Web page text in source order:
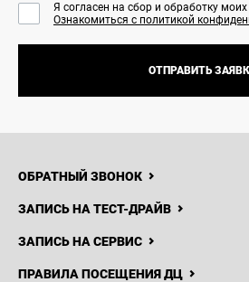
Я согласен на сбор и обработку
Ознакомиться с политикой
ОТПРАВИТЬ
ОБРАТНЫЙ ЗВОНОК
ЗАПИСЬ НА ТЕСТ-ДРАЙВ
ЗАПИСЬ НА СЕРВИС
ПРАВИЛА ПОСЕЩЕНИЯ ДЦ